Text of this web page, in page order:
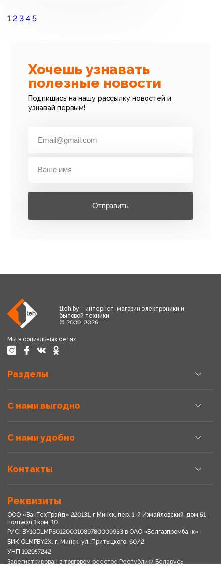
1 2 3 4 5
Хочешь узнавать
полезные новости
Подпишись на нашу рассылку новостей и
узнавай первым!
Отправить
1teh.by - интернет-магазин электроники и
бытовой техники
© 2009-2026
Мы в социальных сетях
Разделы
С нами выгодно
С нами удобно
Контакты
Реквизиты
ООО «ВанТехТрэйд» 220131, г.Минск, пер. 1-й Измайловский, дом 51
подъезд 1,ком. 10
Р/С: BY10OLMP30120001089780000933 в OАО «Белгазпромбанк»
БИК OLMPBY2X. г. Минск, ул. Притыцкого, 60/2
УНП 192957242
Зарегистрирован в торговом реестре Республики Беларусь